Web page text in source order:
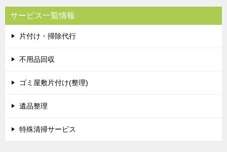
サービス一覧情報
片付け・掃除代行
不用品回収
ゴミ屋敷片付け(整理)
遺品整理
特殊清掃サービス